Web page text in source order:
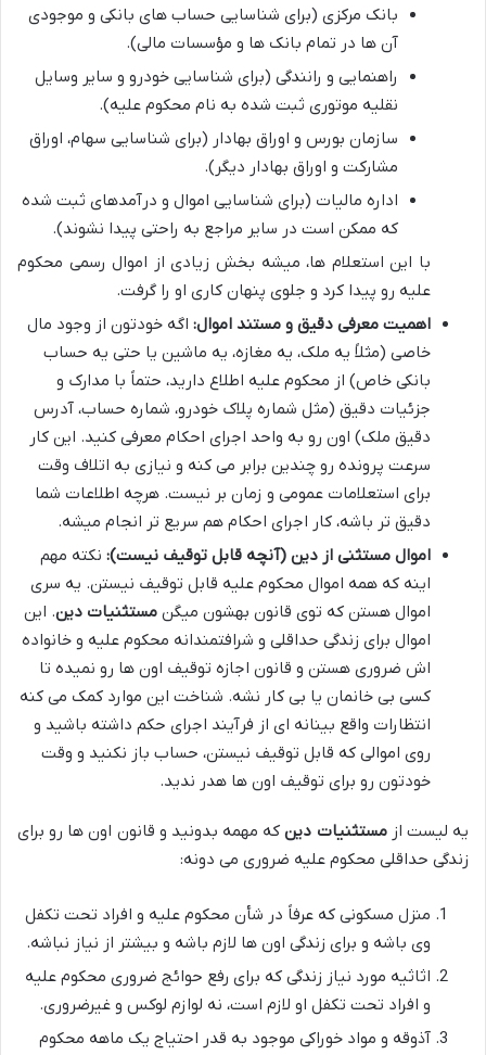
بانک مرکزی (برای شناسایی حساب های بانکی و موجودی
آن ها در تمام بانک ها و مؤسسات مالی).
راهنمایی و رانندگی (برای شناسایی خودرو و سایر وسایل
نقلیه موتوری ثبت شده به نام محکوم علیه).
سازمان بورس و اوراق بهادار (برای شناسایی سهام، اوراق
مشارکت و اوراق بهادار دیگر).
اداره مالیات (برای شناسایی اموال و درآمدهای ثبت شده
که ممکن است در سایر مراجع به راحتی پیدا نشوند).
با این استعلام ها، میشه بخش زیادی از اموال رسمی محکوم
علیه رو پیدا کرد و جلوی پنهان کاری او را گرفت.
اهمیت معرفی دقیق و مستند اموال: اگه خودتون از وجود مال
خاصی (مثلاً یه ملک، یه مغازه، یه ماشین یا حتی یه حساب
بانکی خاص) از محکوم علیه اطلاع دارید، حتماً با مدارک و
جزئیات دقیق (مثل شماره پلاک خودرو، شماره حساب، آدرس
دقیق ملک) اون رو به واحد اجرای احکام معرفی کنید. این کار
سرعت پرونده رو چندین برابر می کنه و نیازی به اتلاف وقت
برای استعلامات عمومی و زمان بر نیست. هرچه اطلاعات شما
دقیق تر باشه، کار اجرای احکام هم سریع تر انجام میشه.
اموال مستثنی از دین (آنچه قابل توقیف نیست): نکته مهم
اینه که همه اموال محکوم علیه قابل توقیف نیستن. یه سری
اموال هستن که توی قانون بهشون میگن مستثنیات دین. این
اموال برای زندگی حداقلی و شرافتمندانه محکوم علیه و خانواده
اش ضروری هستن و قانون اجازه توقیف اون ها رو نمیده تا
کسی بی خانمان یا بی کار نشه. شناخت این موارد کمک می کنه
انتظارات واقع بینانه ای از فرآیند اجرای حکم داشته باشید و
روی اموالی که قابل توقیف نیستن، حساب باز نکنید و وقت
خودتون رو برای توقیف اون ها هدر ندید.
یه لیست ازمستثنیات دینکه مهمه بدونید و قانون اون ها رو برای
زندگی حداقلی محکوم علیه ضروری می دونه:
منزل مسکونی که عرفاً در شأن محکوم علیه و افراد تحت تکفل
وی باشه و برای زندگی اون ها لازم باشه و بیشتر از نیاز نباشه.
اثاثیه مورد نیاز زندگی که برای رفع حوائج ضروری محکوم علیه
و افراد تحت تکفل او لازم است، نه لوازم لوکس و غیرضروری.
آذوقه و مواد خوراکی موجود به قدر احتیاج یک ماهه محکوم